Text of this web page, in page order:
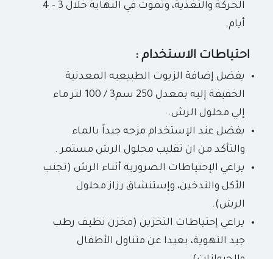
الحركة والتغذية، وتموت في النهاية خلال 3 - 4
أيام.
احتياطات الاستخدام :
يفضل إضافة الزيوت الطبيعيه المعدنية
الخفيفة إليه بمعدل 250 سم3 / 100 لتر ماء
إلي محلول الرش.
يفضل عند الإستخدام مزجه جيداً بالماء
والتأكد من ان تقليب محلول الرش مستمر .
يراعي الإحتياطات الضرورية أثناء الرش (تجنب
الأكل والتدخين، وإستنشاق رزاز محلول
الرش).
يراعي إحتياطات التخزين (مخزن نظيف رطب
جيد التهوية، بعيدا عن متناول الأطفال